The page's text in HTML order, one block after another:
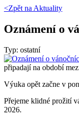
<Zpět na Aktuality
Oznámení o
Typ: ostatní
připadají na období
Výuka opět začne v
Přejeme klidné prožití
2026.